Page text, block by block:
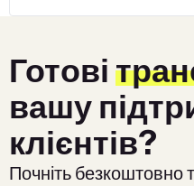
Готові
вашу
клієнтів?
Почніть безкоштовно